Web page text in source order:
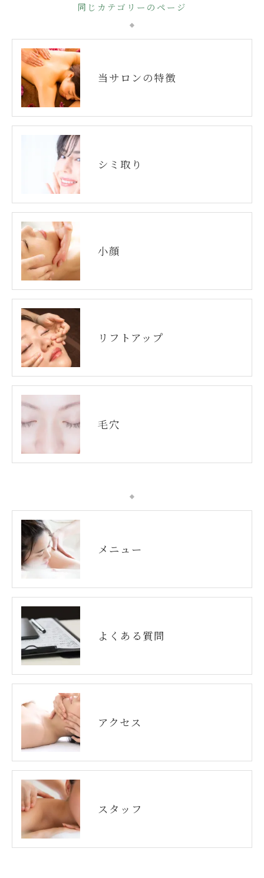
同じカテゴリーのページ
当サロンの特徴
シミ取り
小顔
リフトアップ
毛穴
メニュー
よくある質問
アクセス
スタッフ